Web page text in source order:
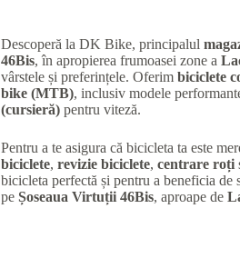
Descoperă la DK Bike, principalul
46Bis, în apropierea frumoasei zone a
vârstele și preferințele. Oferim biciclete
bike (MTB), inclusiv modele
(cursieră)pentru viteză.
Pentru a te asigura că bicicleta ta este
biciclete, revizie biciclete, centrare roți
bicicleta perfectă și pentru a beneficia
pe Șoseaua Virtuții 46Bis, aproape de